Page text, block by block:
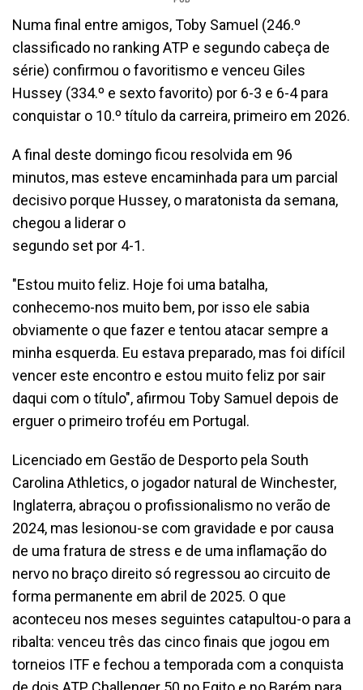
Numa final entre amigos, Toby Samuel (246.º
classificado no ranking ATP e segundo cabeça de
série) confirmou o favoritismo e venceu Giles
Hussey (334.º e sexto favorito) por 6-3 e 6-4 para
conquistar o 10.º título da carreira, primeiro em 2026.
A final deste domingo ficou resolvida em 96
minutos, mas esteve encaminhada para um parcial
decisivo porque Hussey, o maratonista da semana,
chegou a liderar o
segundo set por 4-1.
"Estou muito feliz. Hoje foi uma batalha,
conhecemo-nos muito bem, por isso ele sabia
obviamente o que fazer e tentou atacar sempre a
minha esquerda. Eu estava preparado, mas foi difícil
vencer este encontro e estou muito feliz por sair
daqui com o título", afirmou Toby Samuel depois de
erguer o primeiro troféu em Portugal.
Licenciado em Gestão de Desporto pela South
Carolina Athletics, o jogador natural de Winchester,
Inglaterra, abraçou o profissionalismo no verão de
2024, mas lesionou-se com gravidade e por causa
de uma fratura de stress e de uma inflamação do
nervo no braço direito só regressou ao circuito de
forma permanente em abril de 2025. O que
aconteceu nos meses seguintes catapultou-o para a
ribalta: venceu três das cinco finais que jogou em
torneios ITF e fechou a temporada com a conquista